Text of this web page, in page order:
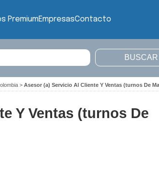
PremiumEmpresasContacto
> Asesor (a) Servicio Al Cliente Y Ventas (turnos De
Y Ventas (turnos De